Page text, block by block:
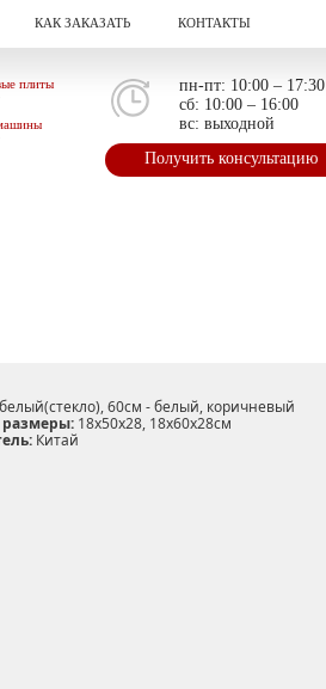
Получить консультацию
пн-пт: 10:00 – 17:30
сб: 10:00 – 16:00
вс: выходной
плиты
КАК ЗАКАЗАТЬ КОНТАКТЫ
60см - белый, коричневый
размеры: 18х50х28, 18х60х28см
Китай